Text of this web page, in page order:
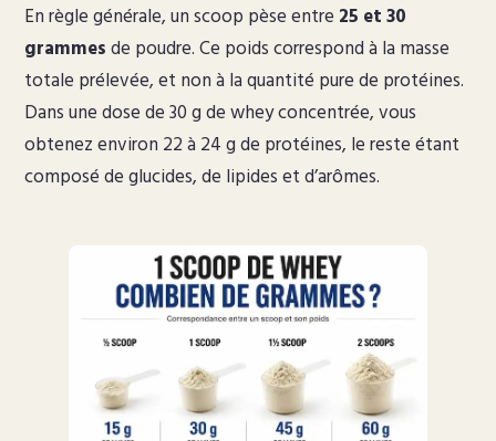
En règle générale, un scoop pèse entre 25 et 30
grammesde poudre. Ce poids correspond à la masse
totale prélevée, et non à la quantité pure de protéines.
Dans une dose de 30 g de whey concentrée, vous
obtenez environ 22 à 24 g de protéines, le reste étant
composé de glucides, de lipides et d’arômes.